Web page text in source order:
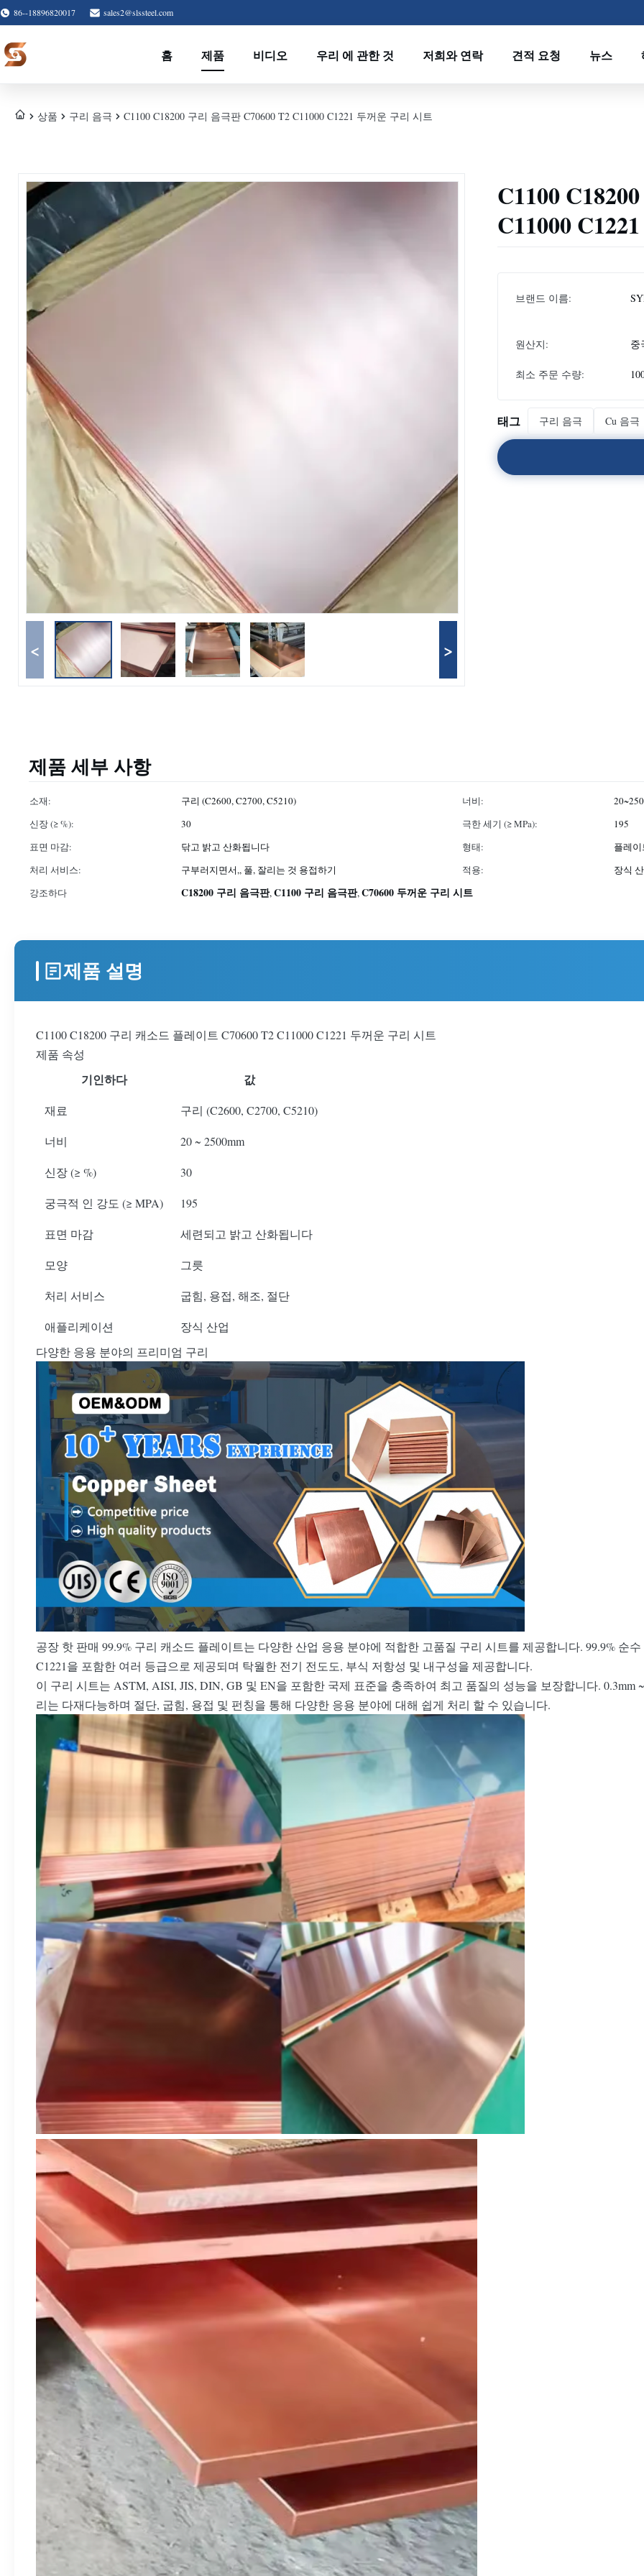
86--18896820017 sales2@slssteel.com
홈 제품 비디오 우리 에 관한 것 저희와 연락 견적 요청 뉴스
상품 구리 음극 C1100 C18200 구리 음극판 C70600 T2 C11000 C1221 두꺼운 구리 시트
< >
C1100
C11000
브랜드 이름:
원산지: 중
최소 주문 수량:
태그 구리 음극 Cu 음극
제품 세부 사항
소재: 구리 (C2600, C2700, C5210) 너비:
신장 (≥ %):
30 극한 세기 (≥ MPa):
195
표면 마감:
닦고 밝고 산화됩니다 형태:
플레이
처리 서비스:
구부러지면서,, 풀, 잘리는 것 용접하기 적용:
장식
강조하다
C18200 구리 음극판,C1100 구리 음극판,C70600 두꺼운 구리 시트
제품 설명
C1100 C18200 구리 캐소드 플레이트 C70600 T2 C11000 C1221 두꺼운 구리 시트
제품 속성
기인하다 값
재료 구리 (C2600, C2700, C5210)
너비 20 ~ 2500mm
신장 (≥ %) 30
궁극적 인 강도 (≥ MPA) 195
표면 마감 세련되고 밝고 산화됩니다
모양 그릇
처리 서비스 굽힘, 용접, 해조, 절단
애플리케이션
장식 산업
다양한 응용 분야의 프리미엄 구리
공장 핫 판매 99.9% 구리 캐소드 플레이트는 다양한 산업 응용 분야에 적합한 고품질 구리 시트를 제공합니다. 99.9% 순수
C1221을 포함한 여러 등급으로 제공되며 탁월한 전기 전도도, 부식 저항성 및 내구성을 제공합니다.
이 구리 시트는 ASTM, AISI, JIS, DIN, GB 및 EN을 포함한 국제 표준을 충족하여 최고 품질의 성능을 보장합니다. 0.3mm
리는 다재다능하며 절단, 굽힘, 용접 및 펀칭을 통해 다양한 응용 분야에 대해 쉽게 처리 할 수 있습니다.